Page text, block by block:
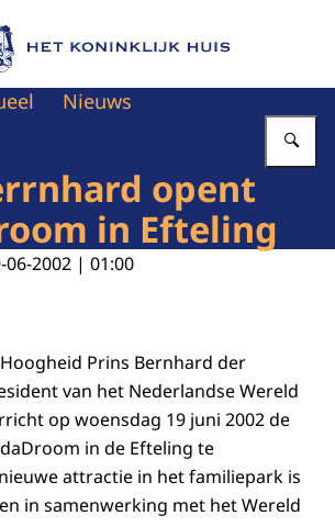
homepage van Het Koninklijk Huis
Nieuws
opent
in Efteling
06-2002 | 01:00
Prins Bernhard der
van het Nederlandse Wereld
op woensdag 19 juni 2002 de
in de Efteling te
attractie in het familiepark is
in samenwerking met het Wereld